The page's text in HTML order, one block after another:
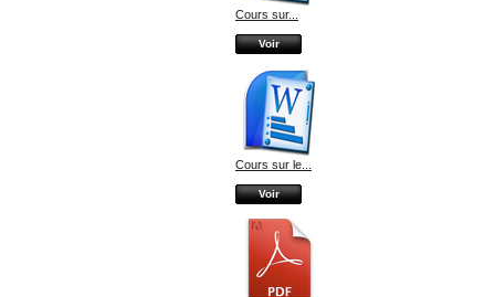
Cours sur...
Voir
Cours sur le...
Voir